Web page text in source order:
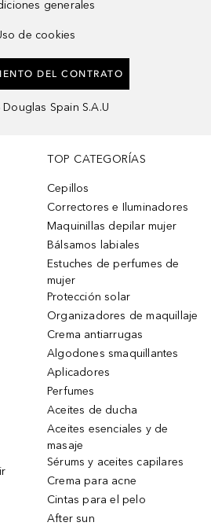
generales
de cookies
DEL CONTRATO
Douglas Spain S.A.U
TOP CATEGORÍAS
Cepillos
Correctores e Iluminadores
Maquinillas depilar mujer
Bálsamos labiales
Estuches de perfumes de
mujer
Protección solar
Organizadores de maquillaje
Crema antiarrugas
Algodones smaquillantes
Aplicadores
Perfumes
Aceites de ducha
Aceites esenciales y de
masaje
Sérums y aceites capilares
Crema para acne
Cintas para el pelo
After sun